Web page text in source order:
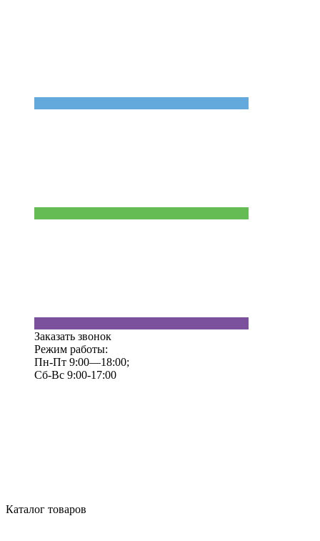
Заказать звонок
Режим работы:
Пн-Пт 9:00—18:00;
Сб-Вс 9:00-17:00
Каталог товаров